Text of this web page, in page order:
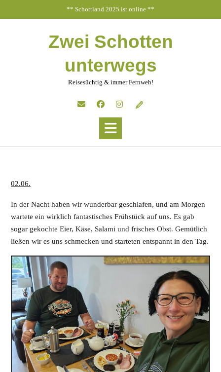
** Schottland 2025 ist online **
Zwei Schotten
unterwegs
Reisesüchtig & immer Fernweh!
02.06.
In der Nacht haben wir wunderbar geschlafen, und am Morgen
wartete ein wirklich fantastisches Frühstück auf uns. Es gab
sogar gekochte Eier, Käse, Salami und frisches Obst. Gemütlich
ließen wir es uns schmecken und starteten entspannt in den Tag.